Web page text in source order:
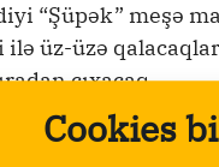
Cookies
“Şüpək” meşə
üz-üzə
çıxacaq.
və Qorxmaz